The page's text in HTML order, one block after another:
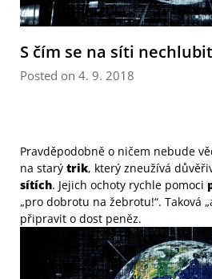
S čím se na síti nechlubit
Posted on 4. 9. 2018
Pravděpodobně o ničem nebude
na starý trik, který zneužívá
sítích. Jejich ochoty rychle pomoci
„pro dobrotu na žebrotu!“. Taková
připravit o dost peněz.